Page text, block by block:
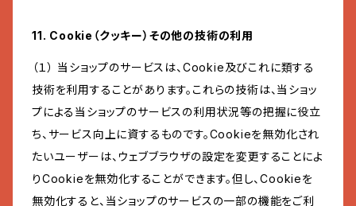
11. Cookie（クッキー）その他の技術の利用
（１） 当ショップのサービスは、Cookie及びこれに類する
技術を利用することがあります。これらの技術は、当ショッ
プによる当ショップのサービスの利用状況等の把握に役立
ち、サービス向上に資するものです。Cookieを無効化され
たいユーザーは、ウェブブラウザの設定を変更することによ
りCookieを無効化することができます。但し、Cookieを
無効化すると、当ショップのサービスの一部の機能をご利